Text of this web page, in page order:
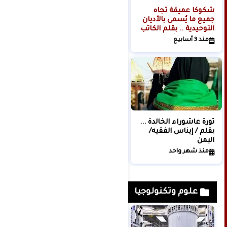
شكوكًا عميقة تجاه
جميع ما يُسمى بالأديان
التوحيدية .. بقلم الكاتب
والمفكر.. رجائي مصري
منذ 3 أسابيع
ثورة عاشوراء الخالدة ...
بقلم / إيناس الفقيه/
اليمن
منذ شهر واحد
علوم وتكنولوجيا